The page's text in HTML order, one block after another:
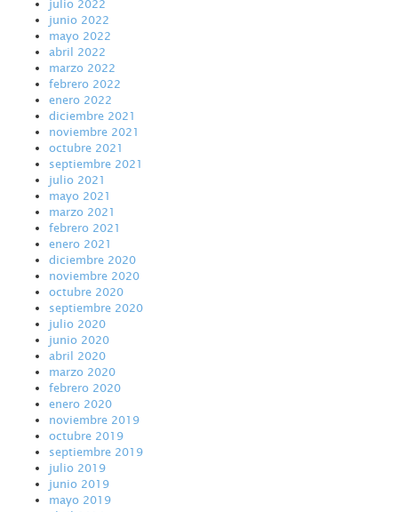
julio 2022
junio 2022
mayo 2022
abril 2022
marzo 2022
febrero 2022
enero 2022
diciembre 2021
noviembre 2021
octubre 2021
septiembre 2021
julio 2021
mayo 2021
marzo 2021
febrero 2021
enero 2021
diciembre 2020
noviembre 2020
octubre 2020
septiembre 2020
julio 2020
junio 2020
abril 2020
marzo 2020
febrero 2020
enero 2020
noviembre 2019
octubre 2019
septiembre 2019
julio 2019
junio 2019
mayo 2019